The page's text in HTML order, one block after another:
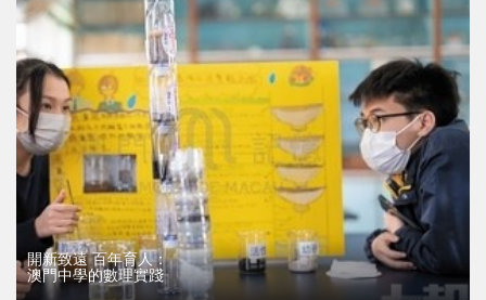
開新致遠 百年育人：
澳門中學的數理實踐